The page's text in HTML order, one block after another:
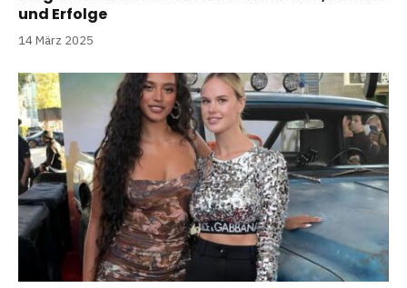
und Erfolge
14 März 2025